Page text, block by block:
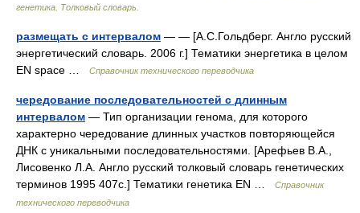
генетика. Толковый словарь.
размещать с интервалом — — [А.С.Гольдберг. Англо русский
энергетический словарь. 2006 г.] Тематики энергетика в целом
EN space …
Справочник технического переводчика
чередование последовательностей с длинным
интервалом — Тип организации генома, для которого
характерно чередование длинных участков повторяющейся
ДНК с уникальными последовательностями. [Арефьев В.А.,
Лисовенко Л.А. Англо русский толковый словарь генетических
терминов 1995 407с.] Тематики генетика EN …
Справочник
технического переводчика